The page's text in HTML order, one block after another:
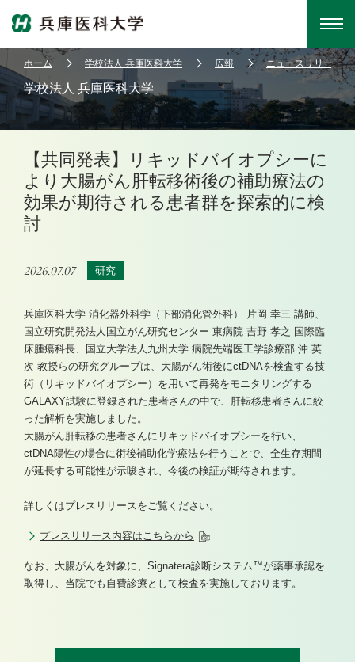
ホーム 学校法人 兵庫医科大学 広報 ニュースリリース
学校法人 兵庫医科大学
【共同発表】リキッドバイオプシーに
より大腸がん肝転移術後の補助療法の
効果が期待される患者群を探索的に検
討
2026.07.07 研究
兵庫医科大学 消化器外科学（下部消化管外科） 片岡 幸三 講師、
国立研究開発法人国立がん研究センター 東病院 吉野 孝之 国際臨
床腫瘍科長、国立大学法人九州大学 病院先端医工学診療部 沖 英
次 教授らの研究グループは、大腸がん術後にctDNAを検査する技
術（リキッドバイオプシー）を用いて再発をモニタリングする
GALAXY試験に登録された患者さんの中で、肝転移患者さんに絞
った解析を実施しました。
大腸がん肝転移の患者さんにリキッドバイオプシーを行い、
ctDNA陽性の場合に術後補助化学療法を行うことで、全生存期間
が延長する可能性が示唆され、今後の検証が期待されます。
詳しくはプレスリリースをご覧ください。
プレスリリース内容はこちらから
なお、大腸がんを対象に、Signatera診断システム™が薬事承認を
取得し、当院でも自費診療として検査を実施しております。